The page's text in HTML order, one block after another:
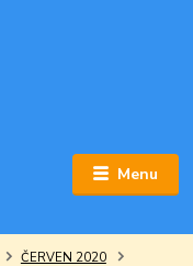
Menu
ČERVEN 2020